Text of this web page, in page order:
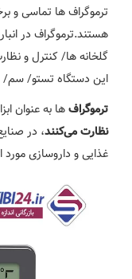
ترموگراف ها تماسی و
هستند.ترموگراف در
گلخانه ها/ کنترل و
این دستگاه تستو/ سم/
ترموگراف‌ها به عنوان
نظارت می‌کنند، در
غذایی و داروسازی مورد